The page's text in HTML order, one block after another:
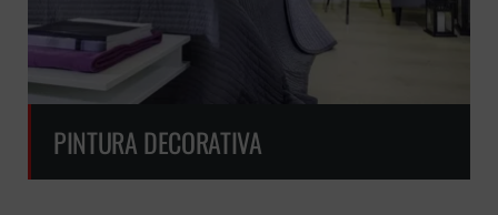
PINTURA DECORATIVA